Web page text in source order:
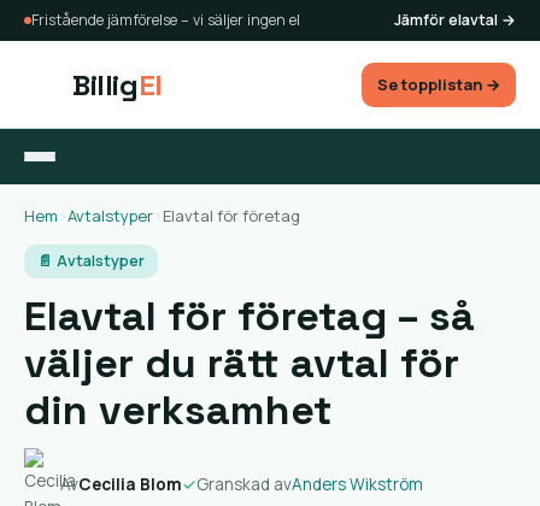
Fristående jämförelse – vi säljer ingen el Jämför elavtal →
BilligEl Se topplistan →
Hem Avtalstyper Elavtal för företag
📄 Avtalstyper
Elavtal för företag – så
väljer du rätt avtal för
din verksamhet
AvCecilia Blom✓Granskad avAnders Wikström